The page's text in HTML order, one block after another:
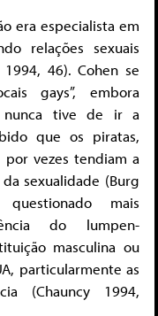
era especialista em
relações sexuais
46). Cohen se
gays”, embora
nunca tive de ir a
que os piratas,
vezes tendiam a
sexualidade (Burg
mais
do lumpen-
masculina ou
particularmente as
(Chauncy 1994,